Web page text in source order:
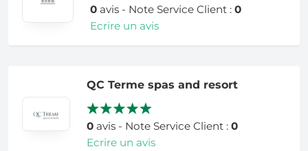
0avis - Note Service Client : 0
Ecrire un avis
QC Terme spas and resort
0 avis - Note Service Client :0
Ecrire un avis